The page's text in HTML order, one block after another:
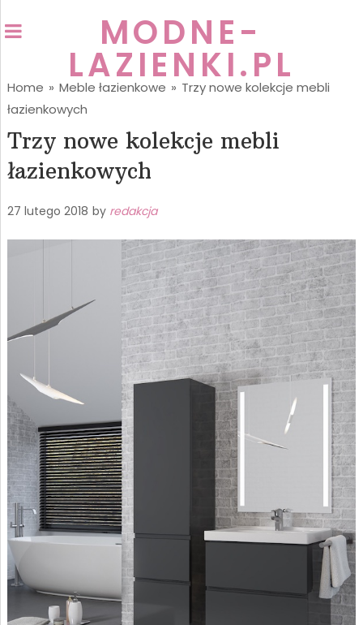
MODNE-
LAZIENKI.PL
Home » Meble łazienkowe » Trzy nowe kolekcje mebli
łazienkowych
Trzy nowe kolekcje mebli
łazienkowych
27 lutego 2018 by redakcja